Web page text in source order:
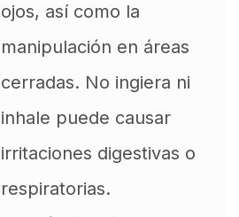
ojos, así como la
manipulación en áreas
cerradas. No ingiera ni
inhale puede causar
irritaciones digestivas o
respiratorias.